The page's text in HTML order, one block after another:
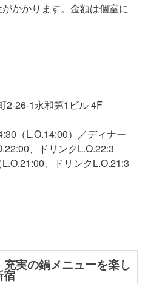
かかります。金額は個室に
2-26-1永和第1ビル 4F
（L.O.14:00）／ディナー
、ドリンクL.O.22:3
、ドリンクL.O.21:3
実の鍋メニューを楽し
宿